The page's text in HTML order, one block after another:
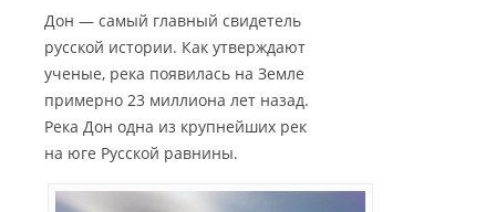
Дон — самый главный свидетель
русской истории. Как утверждают
ученые, река появилась на Земле
примерно 23 миллиона лет назад.
Река Дон одна из крупнейших рек
на юге Русской равнины.